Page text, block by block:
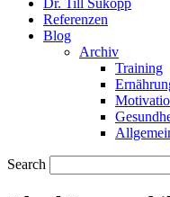
Dr. Till Sukopp
Referenzen
Blog
Archiv
Training
Search